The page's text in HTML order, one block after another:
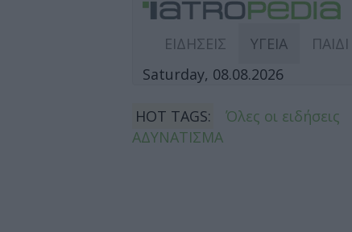
ΕΙΔΗΣΕΙΣ ΥΓΕΙΑ ΠΑΙΔΙ
Saturday, 08.08.2026
HOT TAGS: Όλες οι ειδήσεις
ΑΔΥΝΑΤΙΣΜΑ